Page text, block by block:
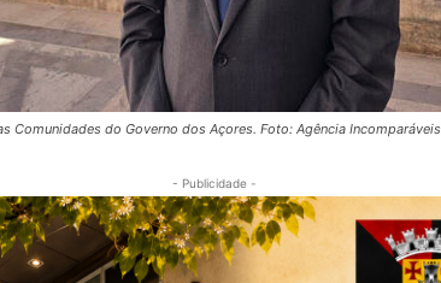
Comunidades do Governo dos Açores. Foto: Agência Incomparáveis
- Publicidade -